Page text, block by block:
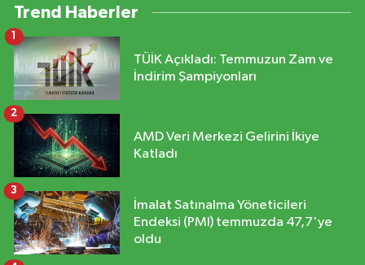
Trend Haberler
TÜİK Açıkladı: Temmuzun Zam ve
İndirim Şampiyonları
1
AMD Veri Merkezi Gelirini İkiye
Katladı
2
İmalat Satınalma Yöneticileri
Endeksi (PMI) temmuzda 47,7'ye
oldu
3